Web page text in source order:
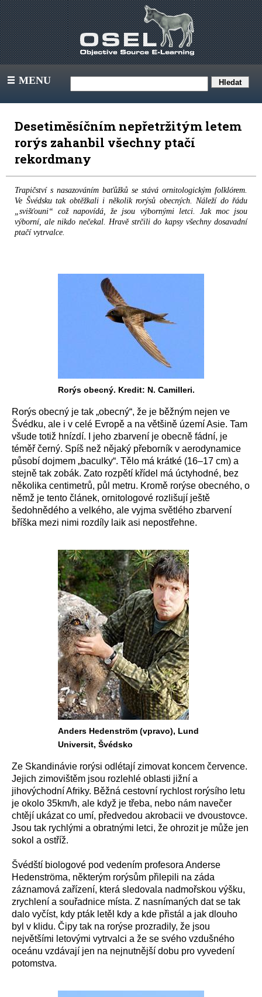
III MENU
Desetiměsíčním nepřetržitým letem
rorýs zahanbil všechny ptačí
rekordmany
Trapičství s nasazováním baťůžků se stává ornitologickým folklórem.
Ve Švédsku tak obtěžkali i několik rorýsů obecných. Náleží do řádu
„svišťouni“ což napovídá, že jsou výbornými letci. Jak moc jsou
výborní, ale nikdo nečekal. Hravě strčili do kapsy všechny dosavadní
ptačí vytrvalce.
Rorýs obecný. Kredit: N. Camilleri.
Rorýs obecný je tak „obecný“, že je běžným nejen ve
Švédku, ale i v celé Evropě a na většině území Asie. Tam
všude totiž hnízdí. I jeho zbarvení je obecně fádní, je
téměř černý. Spíš než nějaký přeborník v aerodynamice
působí dojmem „baculky“. Tělo má krátké (16–17 cm) a
stejně tak zobák. Zato rozpětí křídel má úctyhodné, bez
několika centimetrů, půl metru. Kromě rorýse obecného, o
němž je tento článek, ornitologové rozlišují ještě
šedohnědého a velkého, ale vyjma světlého zbarvení
bříška mezi nimi rozdíly laik asi nepostřehne.
Anders Hedenström (vpravo), Lund
Universit, Švédsko
Ze Skandinávie rorýsi odlétají zimovat koncem července.
Jejich zimovištěm jsou rozlehlé oblasti jižní a
jihovýchodní Afriky. Běžná cestovní rychlost rorýsího letu
je okolo 35km/h, ale když je třeba, nebo nám navečer
chtějí ukázat co umí, předvedou akrobacii ve dvoustovce.
Jsou tak rychlými a obratnými letci, že ohrozit je může jen
sokol a ostříž.
Švédští biologové pod vedením profesora Anderse
Hedenströma, některým rorýsům přilepili na záda
záznamová zařízení, která sledovala nadmořskou výšku,
zrychlení a souřadnice místa. Z nasnímaných dat se tak
dalo vyčíst, kdy pták letěl kdy a kde přistál a jak dlouho
byl v klidu. Čipy tak na rorýse prozradily, že jsou
největšími letovými vytrvalci a že se svého vzdušného
oceánu vzdávají jen na nejnutnější dobu pro vyvedení
potomstva.